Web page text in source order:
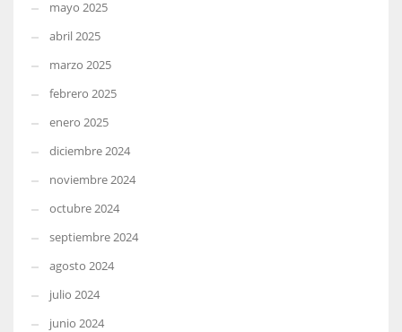
mayo 2025
abril 2025
marzo 2025
febrero 2025
enero 2025
diciembre 2024
noviembre 2024
octubre 2024
septiembre 2024
agosto 2024
julio 2024
junio 2024